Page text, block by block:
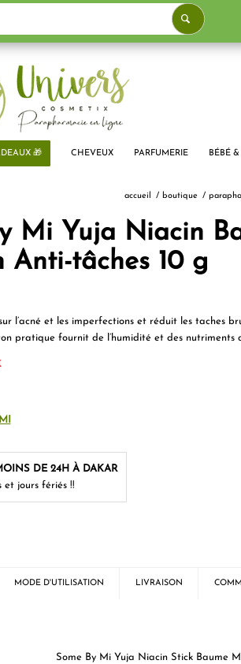
🎁 CHEVEUX PARFUMERIE BÉBÉ &
accueil / boutique /
Mi Yuja Niacin
Anti-tâches 10 g
l’acné et les imperfections et réduit les taches
pratique fournit de l’humidité et des
DE 24H À DAKAR
et jours fériés !!
MODE D'UTILISATION LIVRAISON
Some By Mi Yuja Niacin Stick Baume